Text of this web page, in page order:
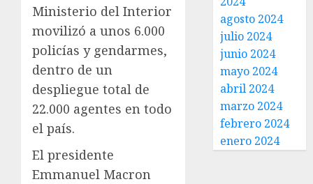
Ministerio del Interior
movilizó a unos 6.000
policías y gendarmes,
dentro de un
despliegue total de
22.000 agentes en todo
el país.
El presidente
Emmanuel Macron
agosto 2024
julio 2024
junio 2024
mayo 2024
abril 2024
marzo 2024
febrero 2024
enero 2024